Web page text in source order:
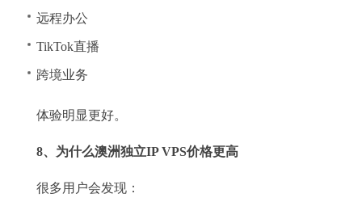
远程办公
TikTok直播
跨境业务
体验明显更好。
8、为什么澳洲独立IP VPS价格更高
很多用户会发现：